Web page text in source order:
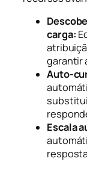
carga:
garantir
Auto-
Escala